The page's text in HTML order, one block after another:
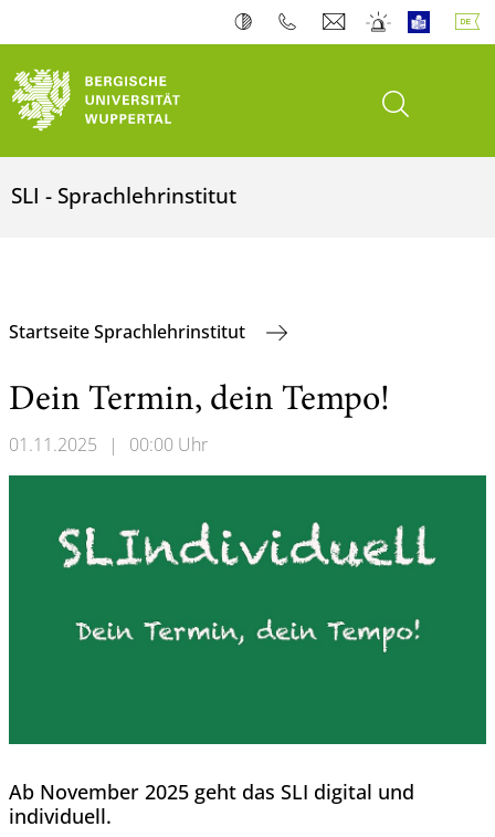
Suche öffnen
SLI - Sprachlehrinstitut
Startseite Sprachlehrinstitut
Dein Termin, dein Tempo!
01.11.2025 | 00:00 Uhr
Ab November 2025 geht das SLI digital und
individuell.